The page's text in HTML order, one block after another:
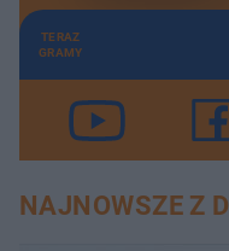
TERAZ
GRAMY
NAJNOWSZE Z